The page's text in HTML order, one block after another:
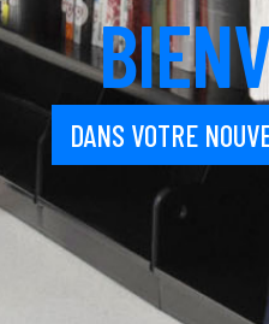
BIEN
DANS VOTRE